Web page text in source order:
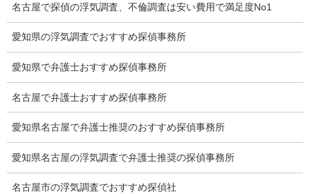
浮気証拠は何回必要か？
浮気調査時間
調査料金のご質問
調査員の人数（浮気調査）
名古屋で探偵の浮気調査、不倫調査は安い費用で満足度No1
愛知県の浮気調査でおすすめ探偵事務所
愛知県で弁護士おすすめ探偵事務所
名古屋で弁護士おすすめ探偵事務所
愛知県名古屋で弁護士推奨のおすすめ探偵事務所
愛知県名古屋の浮気調査で弁護士推奨の探偵事務所
名古屋市の浮気調査でおすすめ探偵社